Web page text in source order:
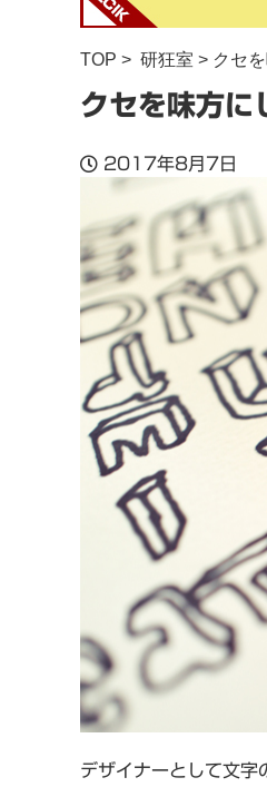
TOP > 研狂室 > クセ
クセを味方に
2017年8月7日
デザイナーとして文字